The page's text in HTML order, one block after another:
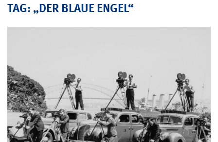
TAG: „DER BLAUE ENGEL“